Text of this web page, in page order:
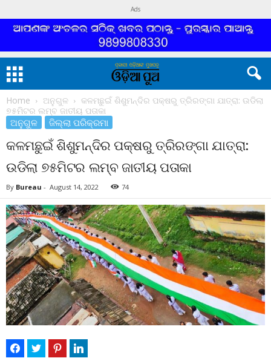
Ads
Home ଅନୁଗୁଳ
କଳମଛୁଇଁ ଶିଶୁମନ୍ଦିର ପକ୍ଷରୁ ତ୍ରିରଙ୍ଗା ଯାତ୍ରା: ଉଡିଲା
୭୫ମିଟର ଲମ୍ବ ଜାତୀୟ ପତାକା
ଅନୁଗୁଳ ଜିଲ୍ଲା ପରିକ୍ରମା
କଳମଛୁଇଁ ଶିଶୁମନ୍ଦିର ପକ୍ଷରୁ ତ୍ରିରଙ୍ଗା ଯାତ୍ରା:
ଉଡିଲା ୭୫ମିଟର ଲମ୍ବ ଜାତୀୟ ପତାକା
By Bureau - August 14, 2022 74